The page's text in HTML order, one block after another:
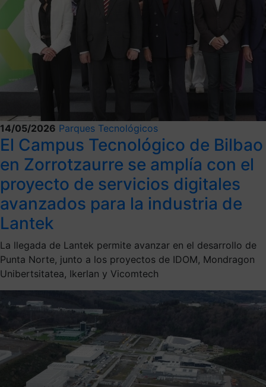
14/05/2026 Parques Tecnológicos
El Campus Tecnológico de Bilbao
en Zorrotzaurre se amplía con el
proyecto de servicios digitales
avanzados para la industria de
Lantek
La llegada de Lantek permite avanzar en el desarrollo de
Punta Norte, junto a los proyectos de IDOM, Mondragon
Unibertsitatea, Ikerlan y Vicomtech